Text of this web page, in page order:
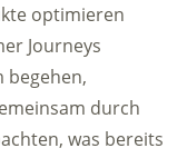
optimieren
Journeys
begehen,
durch
was bereits